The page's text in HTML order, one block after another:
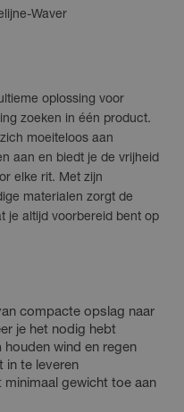
Waver
oplossing voor
zoeken in één product.
moeiteloos aan
aan en biedt je de vrijheid
elke rit. Met zijn
materialen zorgt de
je altijd voorbereid bent op
compacte opslag naar
je het nodig hebt
houden wind en regen
in te leveren
minimaal gewicht toe aan